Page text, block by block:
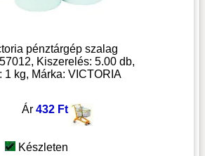
pénztárgép szalag
Kiszerelés: 5.00 db,
1 kg, Márka: VICTORIA
Ár 432 Ft
Készleten